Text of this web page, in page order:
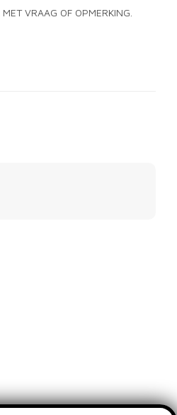
VRAAG OF OPMERKING.